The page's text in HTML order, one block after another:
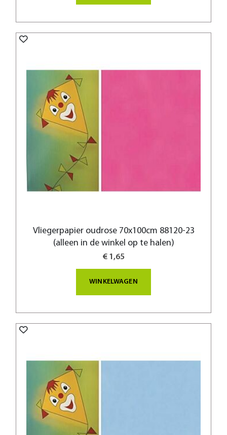
Vliegerpapier oudrose 70x100cm 88120-23
(alleen in de winkel op te halen)
€ 1,65
WINKELWAGEN